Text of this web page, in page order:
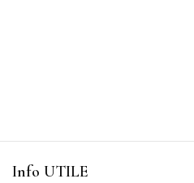
Info UTILE